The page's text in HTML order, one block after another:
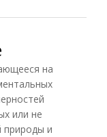
на
или не
природы и